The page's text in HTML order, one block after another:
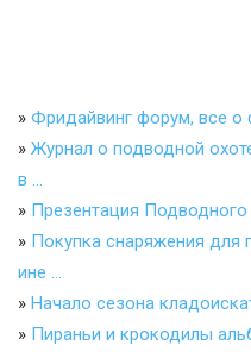
» Фридайвинг форум, все о
» Журнал о подводной
в …
» Презентация
» Покупка снаряжения для
ине …
» Начало сезона
» Пираньи и крокодилы